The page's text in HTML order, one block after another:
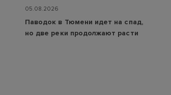
05.08.2026
Паводок в Тюмени идет на спад,
но две реки продолжают расти